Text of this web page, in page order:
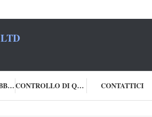
GIRO DELLA FABBRICA CONTROLLO DI QUALITÀ CONTATTICI